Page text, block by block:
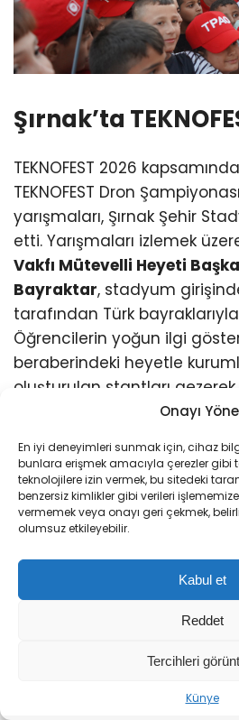
Onayı
En iyi deneyimleri sunmak için, cihaz
bunlara erişmek amacıyla çerezler gibi
teknolojilere izin vermek, bu sitedeki
benzersiz kimlikler gibi verileri
vermemek veya onayı geri çekmek,
olumsuz etkileyebilir.
Kabul et
Reddet
Tercihleri
Künye
Şırnak’ta
TEKNOFEST 2026
TEKNOFEST Dron
yarışmaları, Şırnak Şehir
etti. Yarışmaları izlemek
Vakfı Mütevelli Heyeti
Bayraktar, stadyum
tarafından Türk bayraklarıyla
Öğrencilerin yoğun ilgi
beraberindeki heyetle
oluşturulan stantları
hakkında bilgi aldı. Daha
yarışmacılarla sohbet edip
süreci hakkında görüş aldı.
yarış alanına geçerek dron